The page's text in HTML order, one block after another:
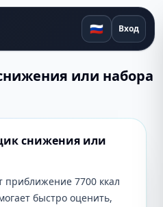
🇷🇺 Вход
или набора
снижения или
приближение 7700 ккал
быстро оценить,